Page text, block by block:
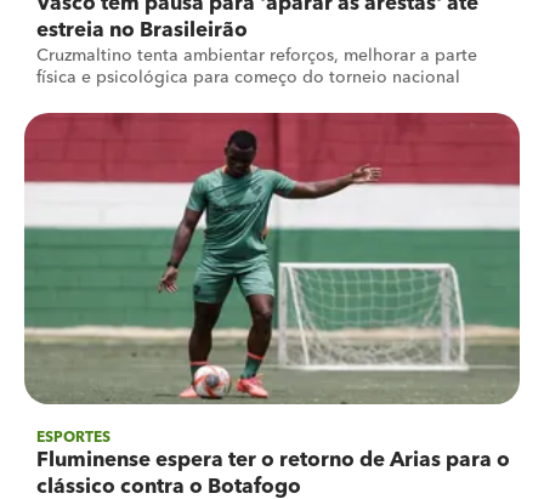
Vasco tem pausa para 'aparar as arestas' até
estreia no Brasileirão
Cruzmaltino tenta ambientar reforços, melhorar a parte
física e psicológica para começo do torneio nacional
ESPORTES
Fluminense espera ter o retorno de Arias para o
clássico contra o Botafogo